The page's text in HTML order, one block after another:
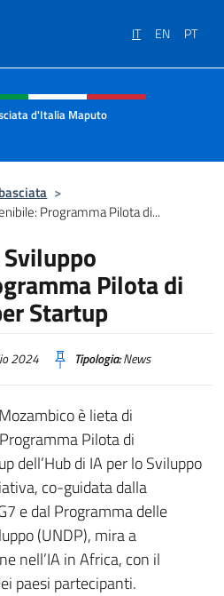
IT EN PT
social e menù
d'Italia Maputo
>
Programma Pilota di...
Pilota di
Startup
2024 Tipologia:News
è lieta di
Pilota di
dell’Hub di IA per lo Sviluppo
co-guidata dalla
e dal Programma delle
(UNDP), mira a
nell’IA in Africa, con il
paesi partecipanti.